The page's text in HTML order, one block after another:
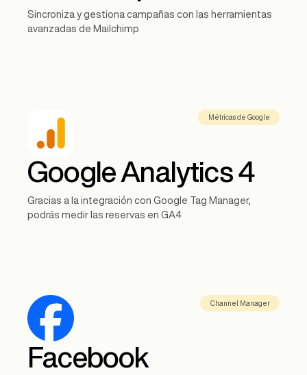
Sincroniza y gestiona campañas con las herramientas
avanzadas de Mailchimp
Métricas de Google
Google Analytics 4
Gracias a la integración con Google Tag Manager,
podrás medir las reservas en GA4
Channel Manager
Facebook